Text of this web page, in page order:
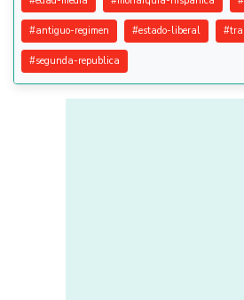
#antiguo-regimen #estado-liberal #
#segunda-republica